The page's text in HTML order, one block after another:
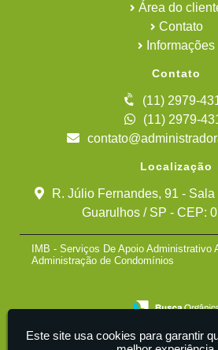
Área do
Contato
Informações
Contato
(11) 2979-
(11) 2979-
Localização
R. Júlio Fernandes, 91 -
Guarulhos / SP - CEP:
IMB - Serviços De Apoio Administrativo
Administração de Condomínios
Este site usa cookies para garantir